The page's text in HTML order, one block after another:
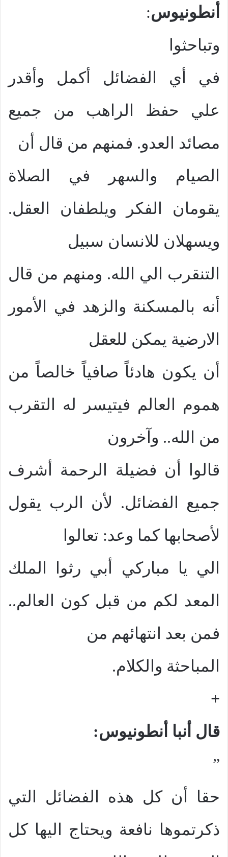
أنطونيوس:
وتباحثوا
في أي الفضائل أكمل وأقدر
علي حفظ الراهب من جميع
مصائد العدو. فمنهم من قال أن
الصيام والسهر في الصلاة
يقومان الفكر ويلطفان العقل.
ويسهلان للانسان سبيل
التنقرب الي الله. ومنهم من قال
أنه بالمسكنة والزهد في الأمور
الارضية يمكن للعقل
أن يكون هادئاً صافياً خالصاً من
هموم العالم فيتيسر له التقرب
من الله.. وآخرون
قالوا أن فضيلة الرحمة أشرف
جميع الفضائل. لأن الرب يقول
لأصحابها كما وعد: تعالوا
الي يا مباركي أبي رثوا الملك
المعد لكم من قبل كون العالم..
فمن بعد انتهائهم من
المباحثة والكلام.
+
قال أنبا أنطونيوس:
”
حقا أن كل هذه الفضائل التي
ذكرتموها نافعة ويحتاج اليها كل